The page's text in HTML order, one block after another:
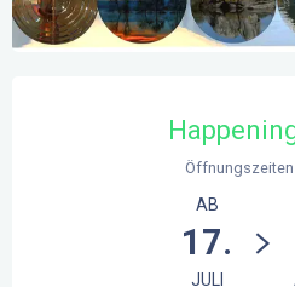
Öffnungszeiten
AB
17.
JULI